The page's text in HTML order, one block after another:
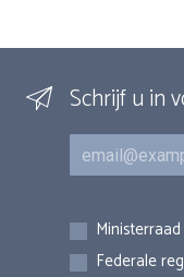
Schrijf u in
E-mail
Inschrijvingen
Ministerraad
Federale